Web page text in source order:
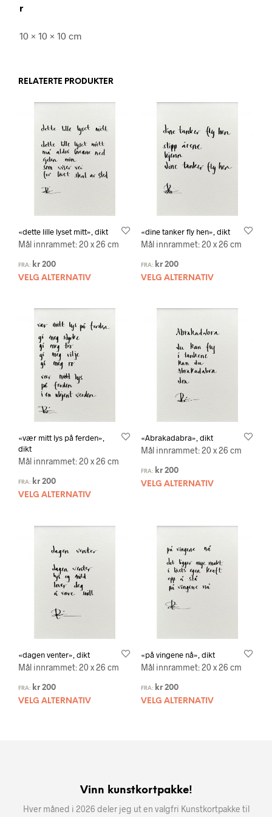
r
10 × 10 × 10 cm
RELATERTE PRODUKTER
«dette lille lyset mitt», dikt
Mål innrammet: 20 x 26 cm
FRA: kr 200
VELG ALTERNATIV
«dine tanker fly hen», dikt
Mål innrammet: 20 x 26 cm
FRA: kr200
VELG ALTERNATIV
«vær mitt lys på ferden»,
dikt
Mål innrammet: 20 x 26 cm
FRA: kr 200
VELG ALTERNATIV
«Abrakadabra», dikt
Mål innrammet: 20 x 26 cm
FRA: kr200
VELG ALTERNATIV
«dagen venter», dikt
Mål innrammet: 20 x 26 cm
FRA: kr 200
VELG ALTERNATIV
«på vingene nå», dikt
Mål innrammet: 20 x 26 cm
FRA: kr200
VELG ALTERNATIV
Vinn kunstkortpakke!
Hver måned i 2026 deler jeg ut en valgfri Kunstkortpakke til